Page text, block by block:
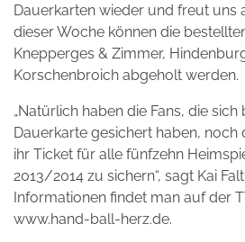
Dauerkarten wieder und freut uns
dieser Woche können die
Knepperges & Zimmer,
Korschenbroich abgeholt werden.
„Natürlich haben die Fans, die
Dauerkarte gesichert haben, noch
ihr Ticket für alle fünfzehn
2013/2014 zu sichern“, sagt Kai
Informationen findet man auf der
www.hand-ball-herz.de.